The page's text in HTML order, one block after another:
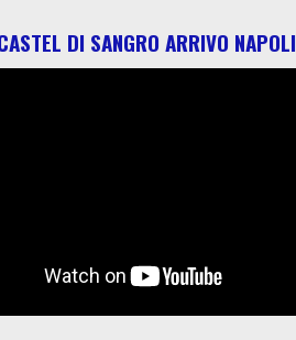
DI SANGRO ARRIVO NAPOLI